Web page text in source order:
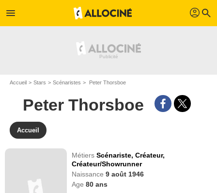
menu profil search
Accueil Stars Scénaristes Peter Thorsboe
Peter Thorsboe
Accueil
MétiersScénariste,Créateur,
Créateur/Showrunner
Naissance9 août 1946
Age80 ans